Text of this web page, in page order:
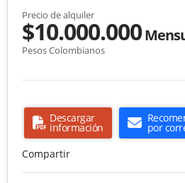
Precio de alquiler
$10.000.000
Pesos Colombianos
Descargar
información
por
Compartir